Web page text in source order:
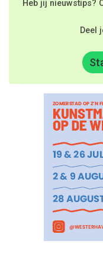
Heb jij nieuwstips?
Deel